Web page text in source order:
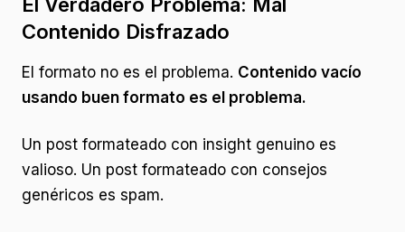
Contenido Disfrazado
El formato no es el problema. Contenido vacío
usando buen formato es el problema.
Un post formateado con insight genuino es
valioso. Un post formateado con consejos
genéricos es spam.